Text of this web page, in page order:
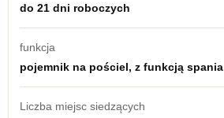
do 21 dni roboczych
funkcja
pojemnik na pościel, z funkcją spania
Liczba miejsc siedzących